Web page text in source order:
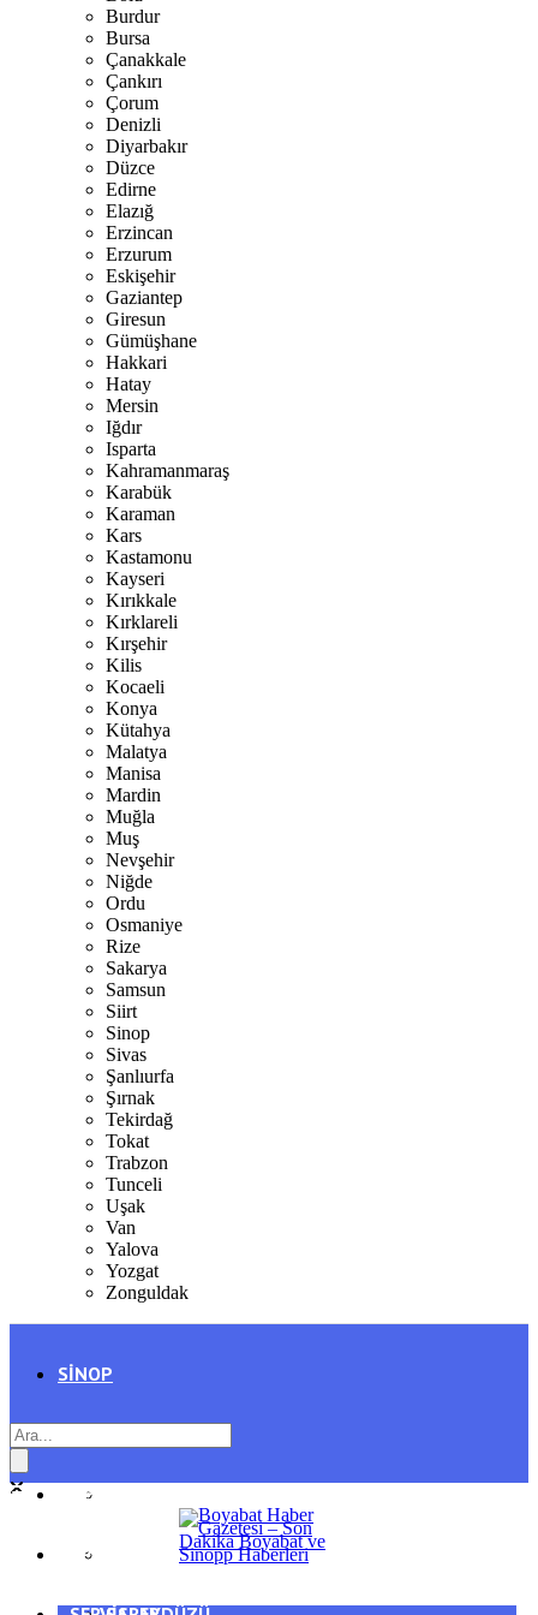
Burdur
Bursa
Çanakkale
Çankırı
Çorum
Denizli
Diyarbakır
Düzce
Edirne
Elazığ
Erzincan
Erzurum
Eskişehir
Gaziantep
Giresun
Gümüşhane
Hakkari
Hatay
Mersin
Iğdır
Isparta
Kahramanmaraş
Karabük
Karaman
Kars
Kastamonu
Kayseri
Kırıkkale
Kırklareli
Kırşehir
Kilis
Kocaeli
Konya
Kütahya
Malatya
Manisa
Mardin
Muğla
Muş
Nevşehir
Niğde
Ordu
Osmaniye
Rize
Sakarya
Samsun
Siirt
Sinop
Sivas
Şanlıurfa
Şırnak
Tekirdağ
Tokat
Trabzon
Tunceli
Uşak
Van
Yalova
Yozgat
Zonguldak
SINOP
AYANCIK
GENEL
SPOR